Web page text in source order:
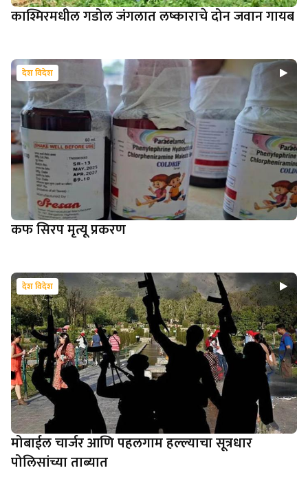
काश्मिरमधील गडोल जंगलात लष्काराचे दोन जवान गायब
देश विदेश
कफ सिरप मृत्यू प्रकरण
देश विदेश
मोबाईल चार्जर आणि पहलगाम हल्ल्याचा सूत्रधार
पोलिसांच्या ताब्यात